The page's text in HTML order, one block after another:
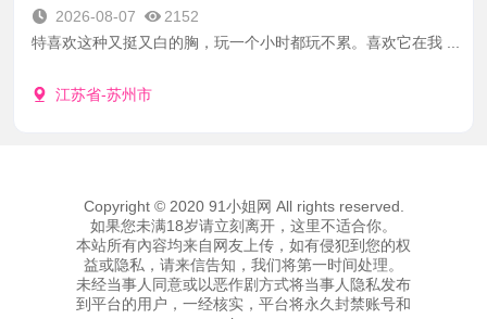
2026-08-07
2152
特喜欢这种又挺又白的胸，玩一个小时都玩不累。喜欢它在我 ...
江苏省-苏州市
Copyright © 2020 91小姐网 All rights reserved.
如果您未满18岁请立刻离开，这里不适合你。
本站所有內容均来自网友上传，如有侵犯到您的权
益或隐私，请来信告知，我们将第一时间处理。
未经当事人同意或以恶作剧方式将当事人隐私发布
到平台的用户，一经核实，平台将永久封禁账号和